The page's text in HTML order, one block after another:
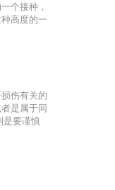
个接种，
高度的一
伤有关的
是属于同
是要谨慎